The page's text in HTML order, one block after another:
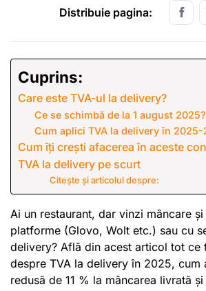
Distribuie pagina:
Cuprins:
Care este TVA-ul la delivery?
Ce se schimbă de la 1 august 2025?
Cum aplici TVA la delivery în 2025-
Cum îți crești afacerea în aceste
TVA la delivery pe scurt
Citește și articolul despre:
Ai un restaurant, dar vinzi mâncare
platforme (Glovo, Wolt etc.) sau cu
delivery? Află din acest articol tot ce
despre TVA la delivery în 2025, cum
redusă de 11 % la mâncarea livrată